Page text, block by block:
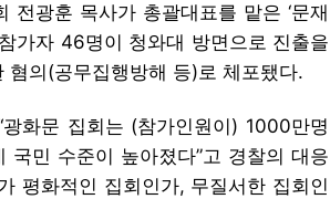
전광훈 목사가 총괄대표를 맡은 ‘문재
가자 46명이 청와대 방면으로 진출을
의(공무집행방해 등)로 체포됐다.
화문 집회는 (참가인원이) 1000만명
국민 수준이 높아졌다”고 경찰의 대응
평화적인 집회인가, 무질서한 집회인